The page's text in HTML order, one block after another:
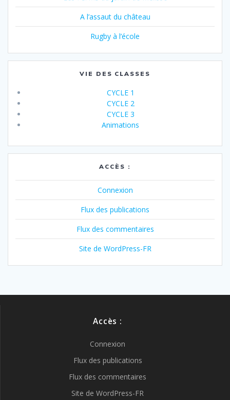
A l’assaut du château
Rugby à l’école
VIE DES CLASSES
CYCLE 1
CYCLE 2
CYCLE 3
Animations
ACCÈS :
Connexion
Flux des publications
Flux des commentaires
Site de WordPress-FR
Accès :
Connexion
Flux des publications
Flux des commentaires
Site de WordPress-FR